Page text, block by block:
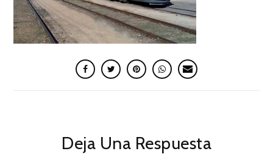
Deja Una Respuesta